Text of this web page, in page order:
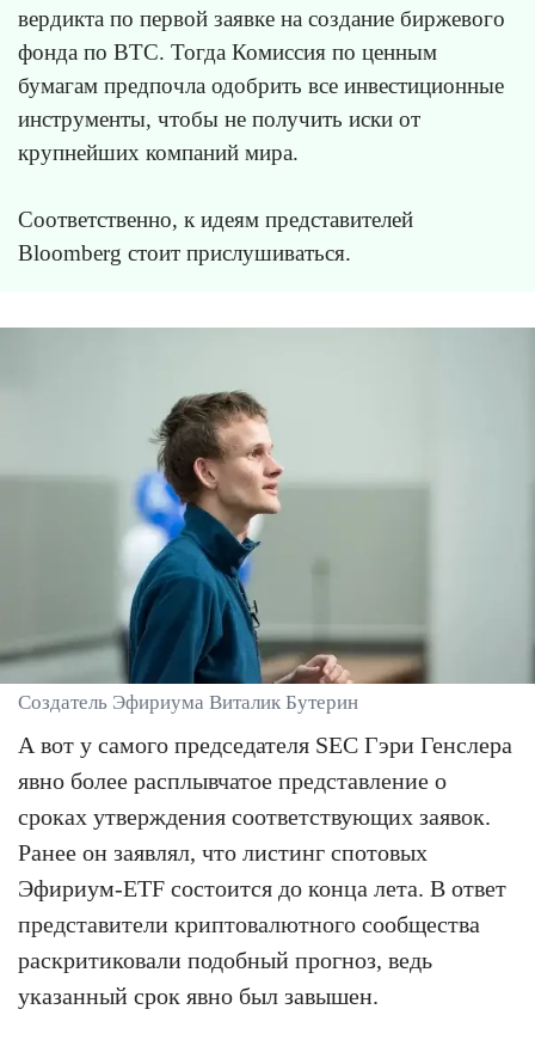
вердикта по первой заявке на создание биржевого
фонда по BTC. Тогда Комиссия по ценным
бумагам предпочла одобрить все инвестиционные
инструменты, чтобы не получить иски от
крупнейших компаний мира.
Соответственно, к идеям представителей
Bloomberg стоит прислушиваться.
Создатель Эфириума Виталик Бутерин
А вот у самого председателя SEC Гэри Генслера
явно более расплывчатое представление о
сроках утверждения соответствующих заявок.
Ранее он заявлял, что листинг спотовых
Эфириум-ETF состоится до конца лета. В ответ
представители криптовалютного сообщества
раскритиковали подобный прогноз, ведь
указанный срок явно был завышен.